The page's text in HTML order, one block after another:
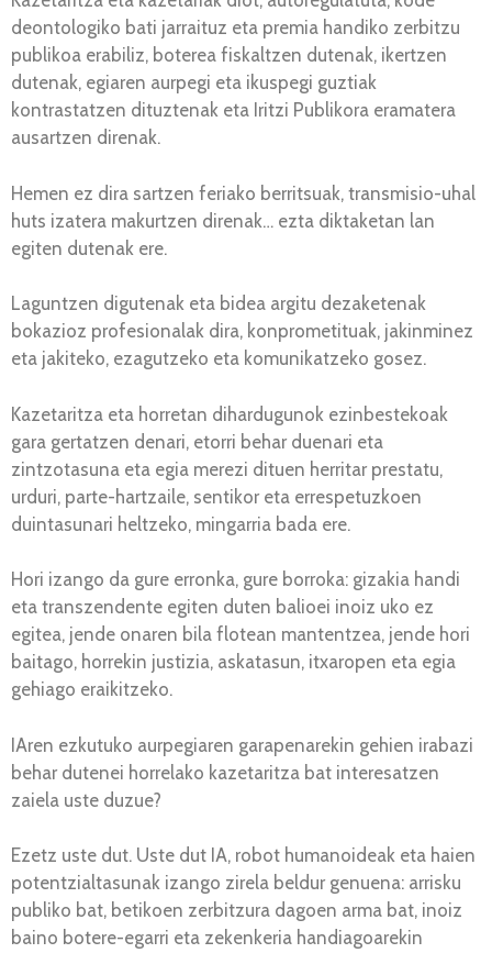
deontologiko bati jarraituz eta premia handiko zerbitzu
publikoa erabiliz, boterea fiskaltzen dutenak, ikertzen
dutenak, egiaren aurpegi eta ikuspegi guztiak
kontrastatzen dituztenak eta Iritzi Publikora eramatera
ausartzen direnak.
Hemen ez dira sartzen feriako berritsuak, transmisio-uhal
huts izatera makurtzen direnak… ezta diktaketan lan
egiten dutenak ere.
Laguntzen digutenak eta bidea argitu dezaketenak
bokazioz profesionalak dira, konprometituak, jakinminez
eta jakiteko, ezagutzeko eta komunikatzeko gosez.
Kazetaritza eta horretan dihardugunok ezinbestekoak
gara gertatzen denari, etorri behar duenari eta
zintzotasuna eta egia merezi dituen herritar prestatu,
urduri, parte-hartzaile, sentikor eta errespetuzkoen
duintasunari heltzeko, mingarria bada ere.
Hori izango da gure erronka, gure borroka: gizakia handi
eta transzendente egiten duten balioei inoiz uko ez
egitea, jende onaren bila flotean mantentzea, jende hori
baitago, horrekin justizia, askatasun, itxaropen eta egia
gehiago eraikitzeko.
IAren ezkutuko aurpegiaren garapenarekin gehien irabazi
behar dutenei horrelako kazetaritza bat interesatzen
zaiela uste duzue?
Ezetz uste dut. Uste dut IA, robot humanoideak eta haien
potentzialtasunak izango zirela beldur genuena: arrisku
publiko bat, betikoen zerbitzura dagoen arma bat, inoiz
baino botere-egarri eta zekenkeria handiagoarekin